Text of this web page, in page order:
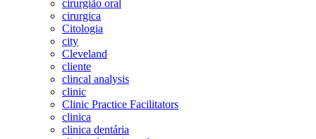
cirurgião oral
cirurgica
Citologia
city
Cleveland
cliente
clincal analysis
clinic
Clinic Practice Facilitators
clinica
clinica dentária